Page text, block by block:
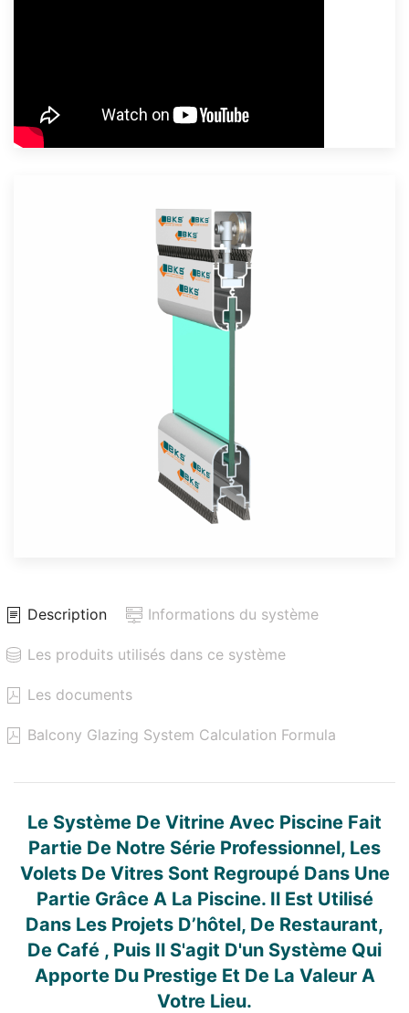
Description Informations du système
Les produits utilisés dans ce système
Les documents
Balcony Glazing System Calculation Formula
Le Système De Vitrine Avec Piscine Fait
Partie De Notre Série Professionnel, Les
Volets De Vitres Sont Regroupé Dans Une
Partie Grâce A La Piscine. Il Est Utilisé
Dans Les Projets D’hôtel, De Restaurant,
De Café , Puis Il S'agit D'un Système Qui
Apporte Du Prestige Et De La Valeur A
Votre Lieu.